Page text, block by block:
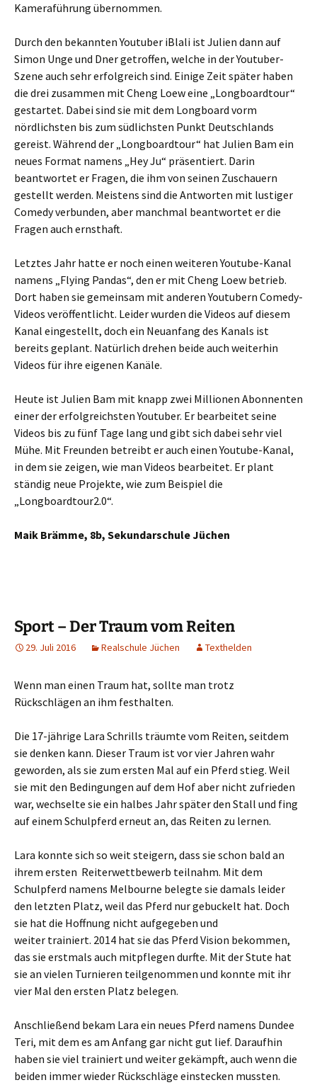
Kameraführung übernommen.
Durch den bekannten Youtuber iBlali ist Julien dann auf
Simon Unge und Dner getroffen, welche in der Youtuber-
Szene auch sehr erfolgreich sind. Einige Zeit später haben
die drei zusammen mit Cheng Loew eine „Longboardtour“
gestartet. Dabei sind sie mit dem Longboard vorm
nördlichsten bis zum südlichsten Punkt Deutschlands
gereist. Während der „Longboardtour“ hat Julien Bam ein
neues Format namens „Hey Ju“ präsentiert. Darin
beantwortet er Fragen, die ihm von seinen Zuschauern
gestellt werden. Meistens sind die Antworten mit lustiger
Comedy verbunden, aber manchmal beantwortet er die
Fragen auch ernsthaft.
Letztes Jahr hatte er noch einen weiteren Youtube-Kanal
namens „Flying Pandas“, den er mit Cheng Loew betrieb.
Dort haben sie gemeinsam mit anderen Youtubern Comedy-
Videos veröffentlicht. Leider wurden die Videos auf diesem
Kanal eingestellt, doch ein Neuanfang des Kanals ist
bereits geplant. Natürlich drehen beide auch weiterhin
Videos für ihre eigenen Kanäle.
Heute ist Julien Bam mit knapp zwei Millionen Abonnenten
einer der erfolgreichsten Youtuber. Er bearbeitet seine
Videos bis zu fünf Tage lang und gibt sich dabei sehr viel
Mühe. Mit Freunden betreibt er auch einen Youtube-Kanal,
in dem sie zeigen, wie man Videos bearbeitet. Er plant
ständig neue Projekte, wie zum Beispiel die
„Longboardtour2.0“.
Maik Brämme, 8b, Sekundarschule Jüchen
Sport – Der Traum vom Reiten
29. Juli 2016 Realschule Jüchen Texthelden
Wenn man einen Traum hat, sollte man trotz
Rückschlägen an ihm festhalten.
Die 17-jährige Lara Schrills träumte vom Reiten, seitdem
sie denken kann. Dieser Traum ist vor vier Jahren wahr
geworden, als sie zum ersten Mal auf ein Pferd stieg. Weil
sie mit den Bedingungen auf dem Hof aber nicht zufrieden
war, wechselte sie ein halbes Jahr später den Stall und fing
auf einem Schulpferd erneut an, das Reiten zu lernen.
Lara konnte sich so weit steigern, dass sie schon bald an
ihrem ersten Reiterwettbewerb teilnahm. Mit dem
Schulpferd namens Melbourne belegte sie damals leider
den letzten Platz, weil das Pferd nur gebuckelt hat. Doch
sie hat die Hoffnung nicht aufgegeben und
weiter trainiert. 2014 hat sie das Pferd Vision bekommen,
das sie erstmals auch mitpflegen durfte. Mit der Stute hat
sie an vielen Turnieren teilgenommen und konnte mit ihr
vier Mal den ersten Platz belegen.
Anschließend bekam Lara ein neues Pferd namens Dundee
Teri, mit dem es am Anfang gar nicht gut lief. Daraufhin
haben sie viel trainiert und weiter gekämpft, auch wenn die
beiden immer wieder Rückschläge einstecken mussten.